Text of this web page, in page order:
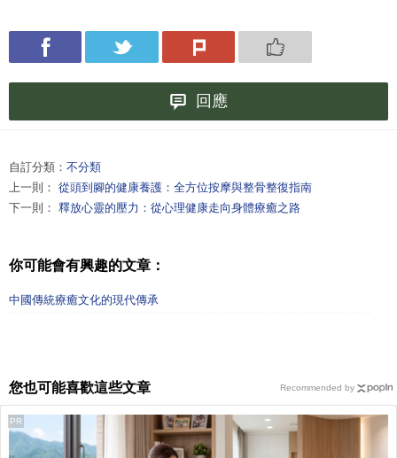
回應
自訂分類： 不分類
上一則： 從頭到腳的健康養護：全方位按摩與整骨整復指南
下一則： 釋放心靈的壓力：從心理健康走向身體療癒之路
你可能會有興趣的文章：
中國傳統療癒文化的現代傳承
您也可能喜歡這些文章
PR
Recommended by